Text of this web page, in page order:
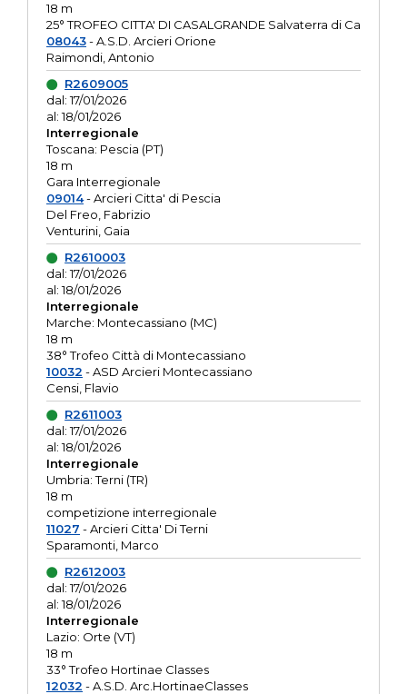
18 m
25° TROFEO CITTA' DI CASALGRANDE Salvaterra di Ca
08043- A.S.D. Arcieri Orione
Raimondi, Antonio
R2609005
dal: 17/01/2026
al: 18/01/2026
Interregionale
Toscana: Pescia (PT)
18 m
Gara Interregionale
09014- Arcieri Citta' di Pescia
Del Freo, Fabrizio
Venturini, Gaia
R2610003
dal: 17/01/2026
al: 18/01/2026
Interregionale
Marche: Montecassiano (MC)
18 m
38° Trofeo Città di Montecassiano
10032 - ASD Arcieri Montecassiano
Censi, Flavio
R2611003
dal: 17/01/2026
al: 18/01/2026
Interregionale
Umbria: Terni (TR)
18 m
competizione interregionale
11027 - Arcieri Citta' Di Terni
Sparamonti, Marco
R2612003
dal: 17/01/2026
al: 18/01/2026
Interregionale
Lazio: Orte (VT)
18 m
33° Trofeo Hortinae Classes
12032 - A.S.D. Arc.HortinaeClasses